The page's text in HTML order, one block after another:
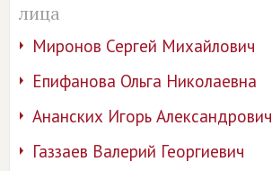
лица
Миронов Сергей Михайлович
Епифанова Ольга Николаевна
Ананских Игорь Александрович
Газзаев Валерий Георгиевич